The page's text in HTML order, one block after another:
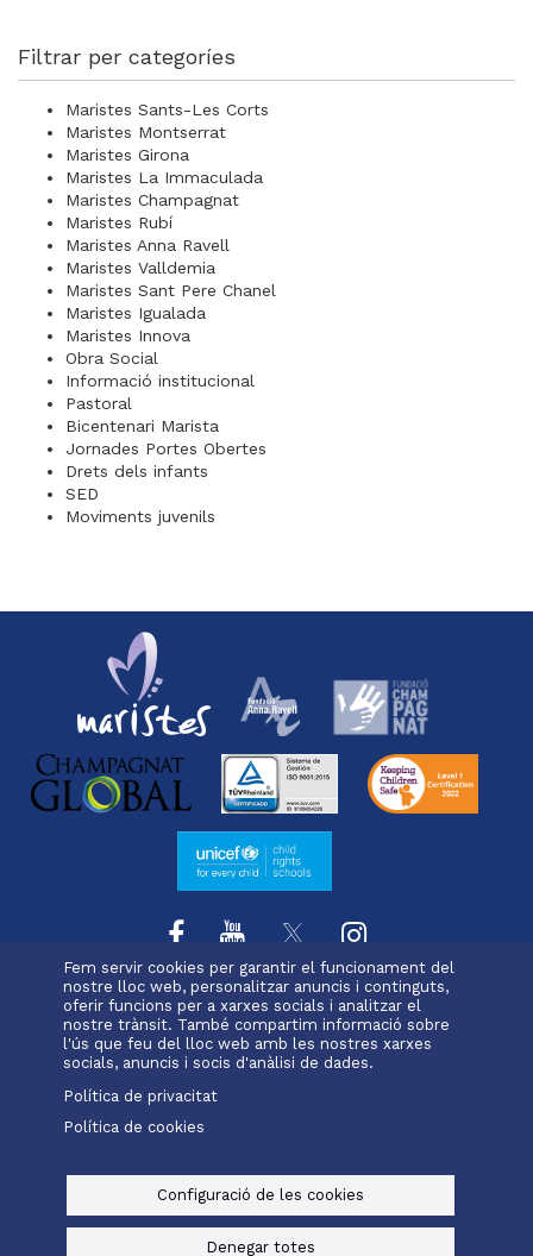
Filtrar per categoríes
Maristes Sants-Les Corts
Maristes Montserrat
Maristes Girona
Maristes La Immaculada
Maristes Champagnat
Maristes Rubí
Maristes Anna Ravell
Maristes Valldemia
Maristes Sant Pere Chanel
Maristes Igualada
Maristes Innova
Obra Social
Informació institucional
Pastoral
Bicentenari Marista
Jornades Portes Obertes
Drets dels infants
SED
Moviments juvenils
Fem servir cookies per garantir el funcionament del
nostre lloc web, personalitzar anuncis i continguts,
oferir funcions per a xarxes socials i analitzar el
nostre trànsit. També compartim informació sobre
l'ús que feu del lloc web amb les nostres xarxes
socials, anuncis i socis d'anàlisi de dades.
Política de privacitat
Política de cookies
Configuració de les cookies
Denegar totes
Menu
footer
ravell
L'escola Projecte educatiu
Oferta educativa
Serveis i extraescolars
Pastoral Matrícula
Alexia
Office 365
© Maristes Catalunya, 2025
Avís legal, política de privacitat i cookies